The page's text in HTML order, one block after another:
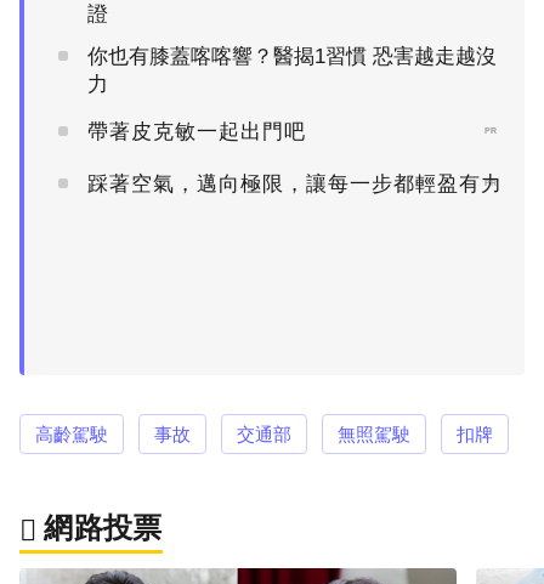
證
你也有膝蓋喀喀響？醫揭1習慣 恐害越走越沒
力
帶著皮克敏一起出門吧 PR
踩著空氣，邁向極限，讓每一步都輕盈有力
PR
高齡駕駛 事故 交通部 無照駕駛 扣牌
網路投票